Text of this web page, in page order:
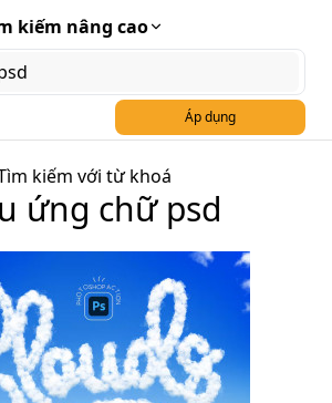
kiếm nâng cao
Áp dụng
kiếm với từ khoá
ứng chữ psd